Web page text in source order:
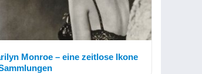
Monroe – eine zeitlose Ikone